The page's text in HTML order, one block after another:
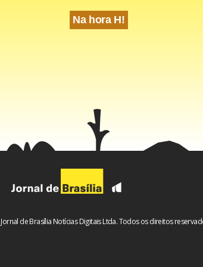
Na hora H!
de Brasília Notícias Digitais Ltda. Todos os direitos